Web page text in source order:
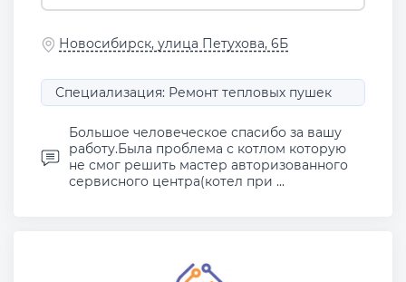
Новосибирск, улица Петухова, 6Б
Специализация: Ремонт тепловых пушек
Большое человеческое спасибо за вашу
работу.Была проблема с котлом которую
не смог решить мастер авторизованного
сервисного центра(котел при ...